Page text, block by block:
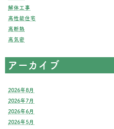
解体工事
高性能住宅
高断熱
高気密
アーカイブ
2026年8月
2026年7月
2026年6月
2026年5月